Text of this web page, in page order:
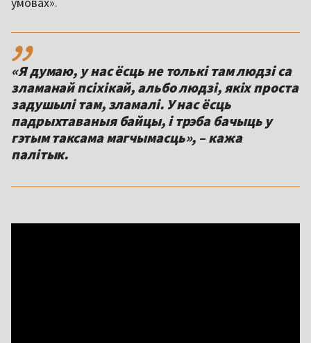
,,
«Я думаю, у нас ёсць не толькі там людзі са
зламанай псіхікай, альбо людзі, якіх проста
задушылі там, зламалі. У нас ёсць
падрыхтаваныя байцы, і трэба бачыць у
гэтым таксама магчымасць», – кажа
палітык.